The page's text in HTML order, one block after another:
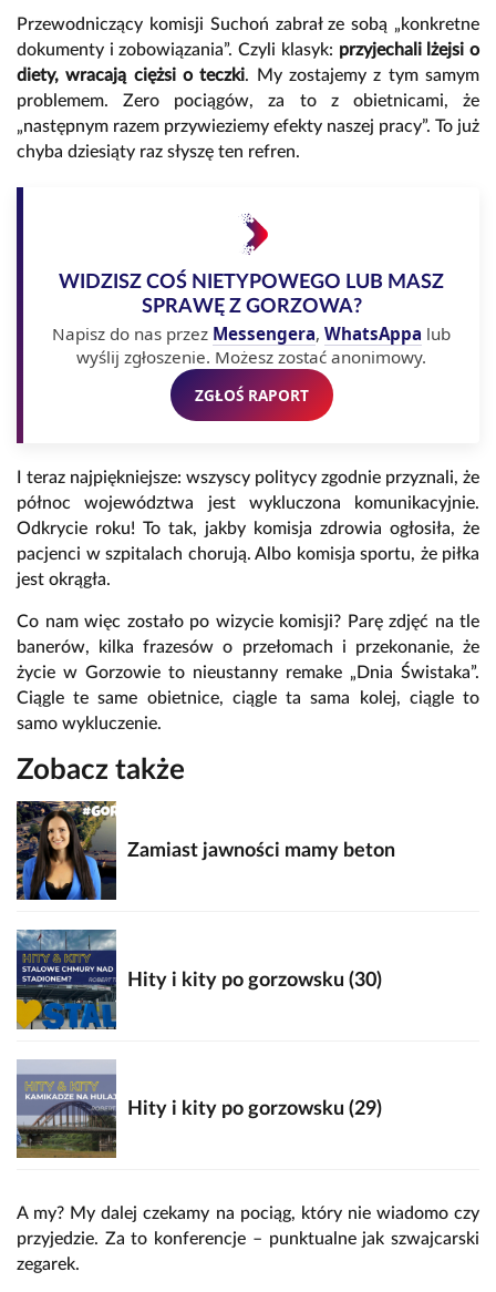
Przewodniczący komisji Suchoń zabrał ze sobą „konkretne
dokumenty i zobowiązania”. Czyli klasyk: przyjechali lżejsi o
diety, wracają ciężsi o teczki. My zostajemy z tym samym
problemem. Zero pociągów, za to z obietnicami, że
„następnym razem przywieziemy efekty naszej pracy”. To już
chyba dziesiąty raz słyszę ten refren.
WIDZISZ COŚ NIETYPOWEGO LUB MASZ
SPRAWĘ Z GORZOWA?
Napisz do nas przez Messengera, WhatsAppa lub
wyślij zgłoszenie. Możesz zostać anonimowy.
ZGŁOŚ RAPORT
I teraz najpiękniejsze: wszyscy politycy zgodnie przyznali, że
północ województwa jest wykluczona komunikacyjnie.
Odkrycie roku! To tak, jakby komisja zdrowia ogłosiła, że
pacjenci w szpitalach chorują. Albo komisja sportu, że piłka
jest okrągła.
Co nam więc zostało po wizycie komisji? Parę zdjęć na tle
banerów, kilka frazesów o przełomach i przekonanie, że
życie w Gorzowie to nieustanny remake „Dnia Świstaka”.
Ciągle te same obietnice, ciągle ta sama kolej, ciągle to
samo wykluczenie.
Zobacz także
Zamiast jawności mamy beton
Hity i kity po gorzowsku (30)
Hity i kity po gorzowsku (29)
A my? My dalej czekamy na pociąg, który nie wiadomo czy
przyjedzie. Za to konferencje – punktualne jak szwajcarski
zegarek.